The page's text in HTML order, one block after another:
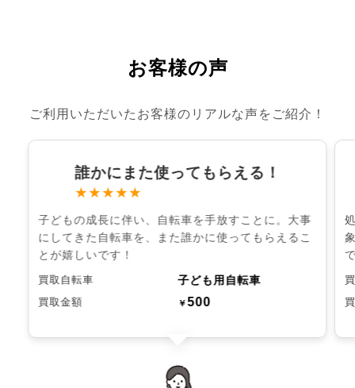
お客様の声
ご利用いただいたお客様のリアルな声をご紹介！
誰かにまた使ってもらえる！
★★★★★
子どもの成長に伴い、自転車を手放すことに。大事
にしてきた自転車を、また誰かに使ってもらえるこ
とが嬉しいです！
買取自転車 子ども用自転車
買取金額 ￥500